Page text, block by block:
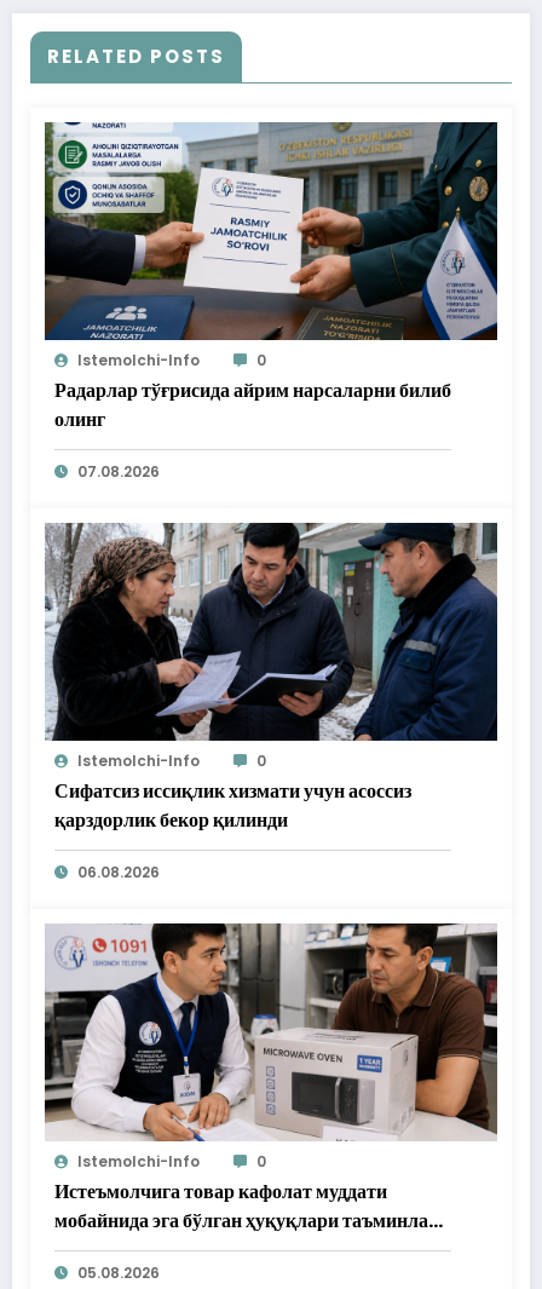
RELATED POSTS
Istemolchi-Info 0
Радарлар тўғрисида айрим нарсаларни билиб
олинг
07.08.2026
Istemolchi-Info 0
Сифатсиз иссиқлик хизмати учун асоссиз
қарздорлик бекор қилинди
06.08.2026
Istemolchi-Info 0
Истеъмолчига товар кафолат муддати
мобайнида эга бўлган ҳуқуқлари таъминлаб
берилди
05.08.2026